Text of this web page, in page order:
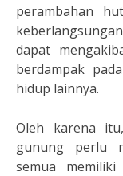
perambahan
dapat
berdampak
hidup lainnya.
Oleh karena
gunung perlu
semua